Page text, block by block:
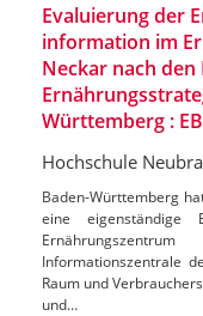
Evaluierung der
information im
Neckar nach
Württemberg :
Hochschule
Baden-Württemberg
eine eigenständige
Informationszentrale
Raum und
und…